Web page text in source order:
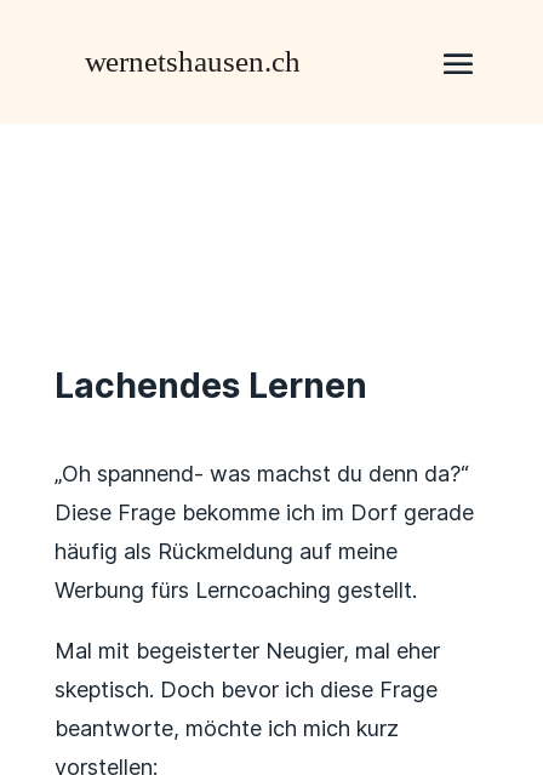
Lachendes Lernen
„Oh spannend- was machst du denn da?“
Diese Frage bekomme ich im Dorf gerade
häufig als Rückmeldung auf meine
Werbung fürs Lerncoaching gestellt.
Mal mit begeisterter Neugier, mal eher
skeptisch. Doch bevor ich diese Frage
beantworte, möchte ich mich kurz
vorstellen: